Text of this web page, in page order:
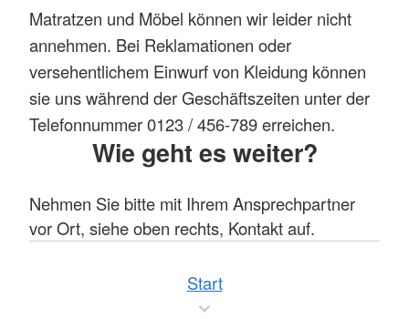
Matratzen und Möbel können wir leider nicht
annehmen. Bei Reklamationen oder
versehentlichem Einwurf von Kleidung können
sie uns während der Geschäftszeiten unter der
Telefonnummer 0123 / 456-789 erreichen.
Wie geht es weiter?
Nehmen Sie bitte mit Ihrem Ansprechpartner
vor Ort, siehe oben rechts, Kontakt auf.
Start